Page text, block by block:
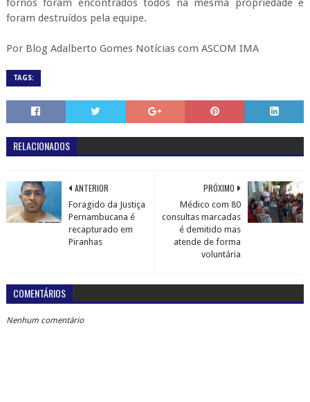
fornos foram encontrados todos na mesma propriedade e
foram destruídos pela equipe.
Por Blog Adalberto Gomes Notícias com ASCOM IMA
TAGS:
RELACIONADOS
PRÓXIMO
Médico com 80
consultas marcadas
é demitido mas
atende de forma
voluntária
ANTERIOR
Foragido da Justiça
Pernambucana é
recapturado em
Piranhas
COMENTÁRIOS
Nenhum comentário